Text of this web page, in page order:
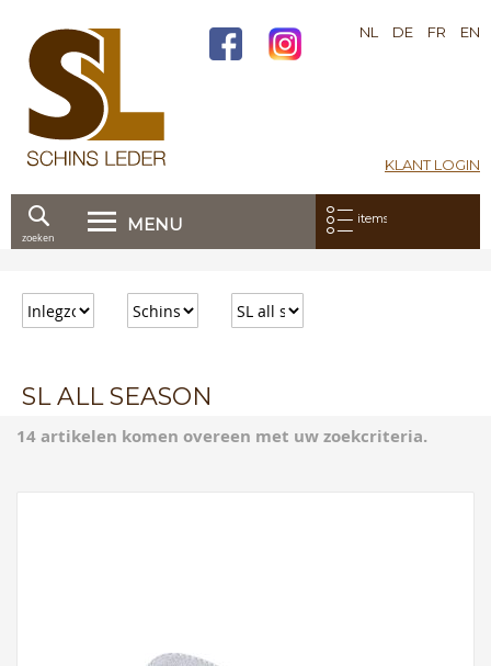
KLANT LOGIN
NL DE FR EN
MENU Mijn bestelling:
items
door
naar
zoeken
SL ALL SEASON
14 artikelen komen overeen met uw zoekcriteria.